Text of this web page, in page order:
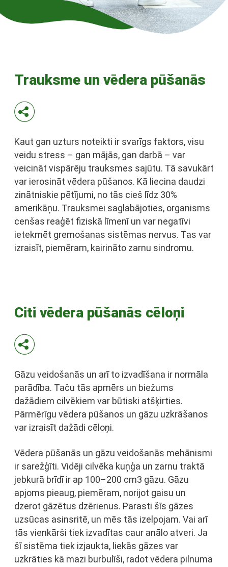
Trauksme un vēdera pūšanās
Kaut gan uzturs noteikti ir svarīgs faktors, visu
veidu stress – gan mājās, gan darbā – var
veicināt vispārēju trauksmes sajūtu. Tā savukārt
var ierosināt vēdera pūšanos. Kā liecina daudzi
zinātniskie pētījumi, no tās cieš līdz 30%
amerikāņu. Trauksmei saglabājoties, organisms
cenšas reaģēt fiziskā līmenī un var negatīvi
ietekmēt gremošanas sistēmas nervus. Tas var
izraisīt, piemēram, kairināto zarnu sindromu.
Citi vēdera pūšanās cēloņi
Gāzu veidošanās un arī to izvadīšana ir normāla
parādība. Taču tās apmērs un biežums
dažādiem cilvēkiem var būtiski atšķirties.
Pārmērīgu vēdera pūšanos un gāzu uzkrāšanos
var izraisīt dažādi cēloņi.
Vēdera pūšanās un gāzu veidošanās mehānismi
ir sarežģīti. Vidēji cilvēka kuņģa un zarnu traktā
jebkurā brīdī ir ap 100–200 cm3 gāzu. Gāzu
apjoms pieaug, piemēram, norijot gaisu un
dzerot gāzētus dzērienus. Parasti šīs gāzes
uzsūcas asinsritē, un mēs tās izelpojam. Vai arī
tās vienkārši tiek izvadītas caur anālo atveri. Ja
šī sistēma tiek izjaukta, liekās gāzes var
uzkrāties kā mazi burbulīši, radot vēdera pilnuma